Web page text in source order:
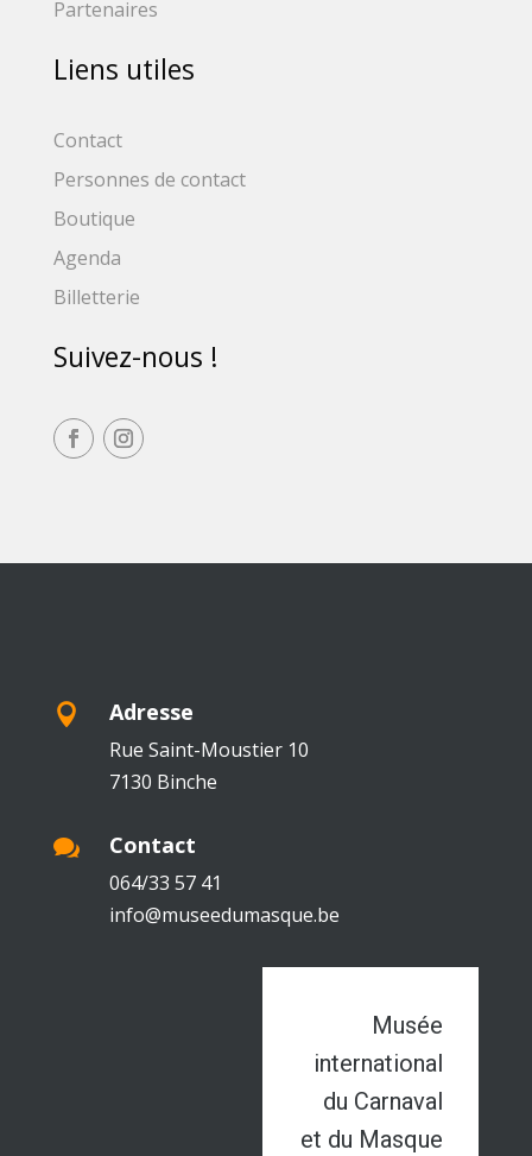
Partenaires
Liens utiles
Contact
Personnes de contact
Boutique
Agenda
Billetterie
Suivez-nous !
 Adresse
Rue Saint-Moustier 10
7130 Binche
 Contact
064/33 57 41
info@museedumasque.be
Musée
international
du Carnaval
et du Masque